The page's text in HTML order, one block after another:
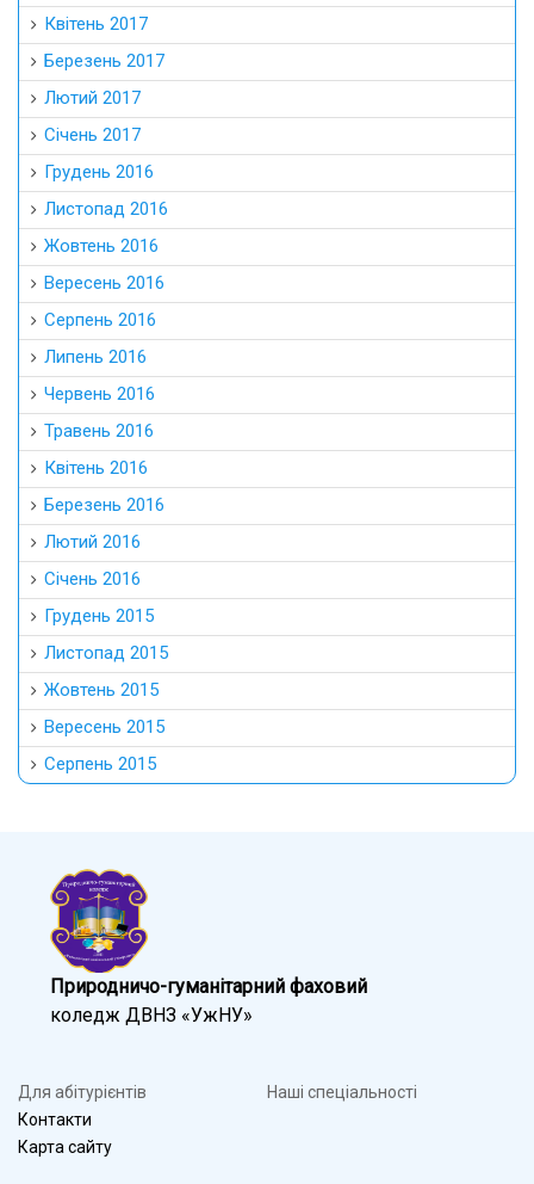
Квітень 2017
Березень 2017
Лютий 2017
Січень 2017
Грудень 2016
Листопад 2016
Жовтень 2016
Вересень 2016
Серпень 2016
Липень 2016
Червень 2016
Травень 2016
Квітень 2016
Березень 2016
Лютий 2016
Січень 2016
Грудень 2015
Листопад 2015
Жовтень 2015
Вересень 2015
Серпень 2015
Природничо-гуманітарний фаховий
коледж ДВНЗ «УжНУ»
Для абітурієнтів
Контакти
Карта сайту
Наші спеціальності